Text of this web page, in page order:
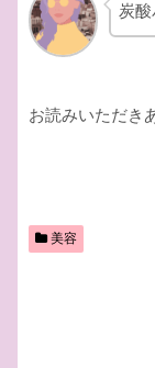
炭
お読みいただき
美容